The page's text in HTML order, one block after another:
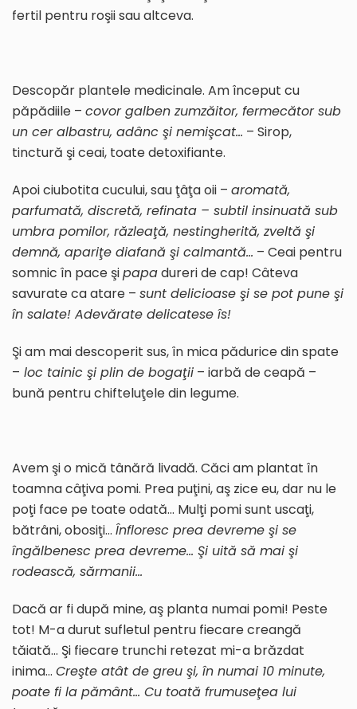
fertil pentru roşii sau altceva.
Descopăr plantele medicinale. Am început cu
păpădiile – covor galben zumzăitor, fermecător sub
un cer albastru, adânc şi nemişcat… – Sirop,
tinctură şi ceai, toate detoxifiante.
Apoi ciubotita cucului, sau ţâţa oii – aromată,
parfumată, discretă, refinata – subtil insinuată sub
umbra pomilor, răzleaţă, nestingherită, zveltă şi
demnă, apariţe diafană şi calmantă… – Ceai pentru
somnic în pace şipapadureri de cap! Câteva
savurate ca atare – sunt delicioase şi se pot pune şi
în salate! Adevărate delicatese îs!
Şi am mai descoperit sus, în mica pădurice din spate
– loc tainic şi plin de bogaţii – iarbă de ceapă –
bună pentru chifteluţele din legume.
Avem şi o mică tânără livadă. Căci am plantat în
toamna câţiva pomi. Prea puţini, aş zice eu, dar nu le
poţi face pe toate odată… Mulţi pomi sunt uscaţi,
bătrâni, obosiţi… Înfloresc prea devreme şi se
îngălbenesc prea devreme… Şi uită să mai şi
rodească, sărmanii…
Dacă ar fi după mine, aş planta numai pomi! Peste
tot! M-a durut sufletul pentru fiecare creangă
tăiată… Şi fiecare trunchi retezat mi-a brăzdat
inima… Creşte atât de greu şi, în numai 10 minute,
poate fi la pământ… Cu toată frumuseţea lui